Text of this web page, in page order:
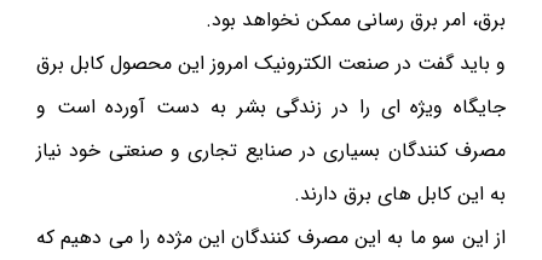
برق، امر برق رسانی ممکن نخواهد بود.
و باید گفت در صنعت الکترونیک امروز این محصول کابل برق
جایگاه ویژه ای را در زندگی بشر به دست آورده است و
مصرف کنندگان بسیاری در صنایع تجاری و صنعتی خود نیاز
به این کابل های برق دارند.
از این سو ما به این مصرف کنندگان این مژده را می دهیم که